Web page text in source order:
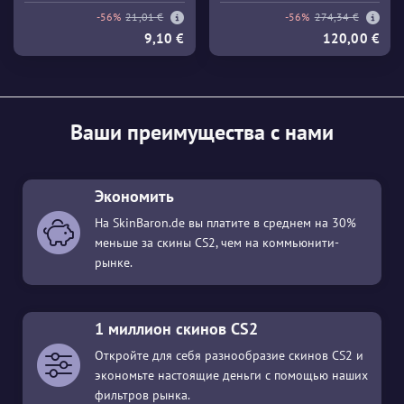
ИСПЫТАНИЙ
-56% 21,01 €
9,10 €
-56% 274,34 €
120,00 €
Ваши преимущества с нами
Экономить
На SkinBaron.de вы платите в среднем на 30%
меньше за скины CS2, чем на коммьюнити-
рынке.
1 миллион скинов CS2
Откройте для себя разнообразие скинов CS2 и
экономьте настоящие деньги с помощью наших
фильтров рынка.